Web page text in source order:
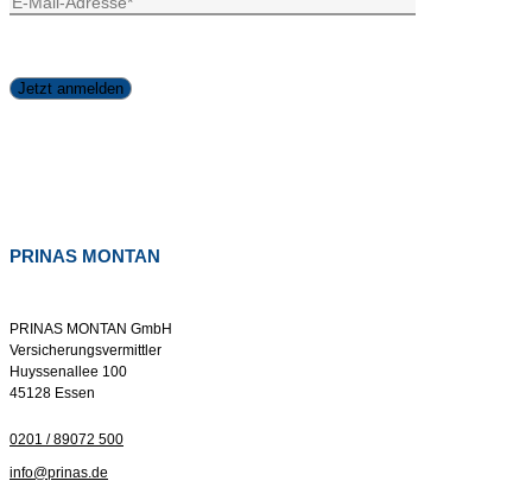
PRINAS MONTAN
PRINAS MONTAN GmbH
Versicherungsvermittler
Huyssenallee 100
45128 Essen
0201 / 89072 500
info@prinas.de